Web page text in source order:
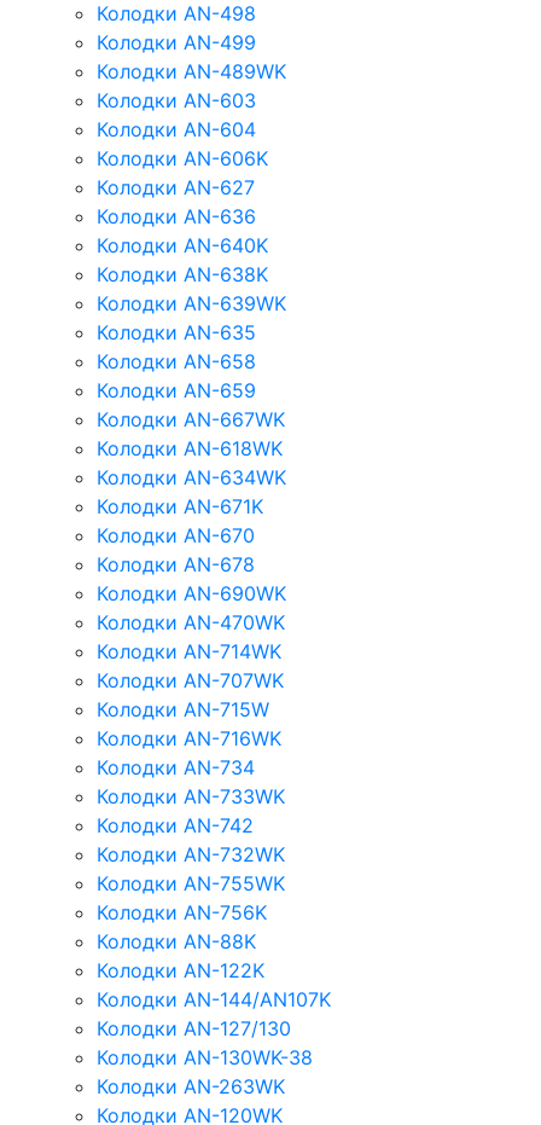
Колодки AN-498
Колодки AN-499
Колодки AN-489WK
Колодки AN-603
Колодки AN-604
Колодки AN-606K
Колодки AN-627
Колодки AN-636
Колодки AN-640K
Колодки AN-638K
Колодки AN-639WK
Колодки AN-635
Колодки AN-658
Колодки AN-659
Колодки AN-667WK
Колодки AN-618WK
Колодки AN-634WK
Колодки AN-671K
Колодки AN-670
Колодки AN-678
Колодки AN-690WK
Колодки AN-470WK
Колодки AN-714WK
Колодки AN-707WK
Колодки AN-715W
Колодки AN-716WK
Колодки AN-734
Колодки AN-733WK
Колодки AN-742
Колодки AN-732WK
Колодки AN-755WK
Колодки AN-756K
Колодки AN-88K
Колодки AN-122K
Колодки AN-144/AN107K
Колодки AN-127/130
Колодки AN-130WK-38
Колодки AN-263WK
Колодки AN-120WK